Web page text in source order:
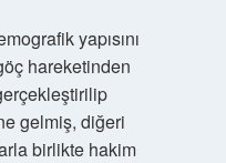
yapısını
hareketinden
gelmiş, diğeri
birlikte hakim